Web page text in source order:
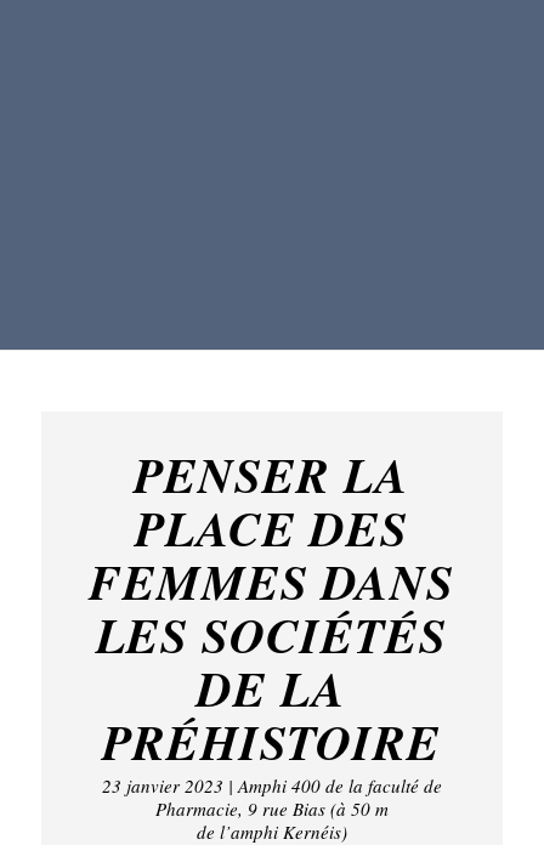
PENSER LA
PLACE DES
FEMMES DANS
LES SOCIÉTÉS
DE LA
PRÉHISTOIRE
23 janvier 2023 | Amphi 400 de la faculté de
Pharmacie, 9 rue Bias (à 50 m
de l’amphi Kernéis)